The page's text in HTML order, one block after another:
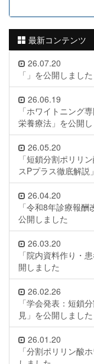
最新コンテンツ
26.07.20
「」を公開しました
26.06.19
「ホワイトニング
栄養療法」を公開
26.05.20
「短鎖分割ポリリ
スPプラス徹底解説
26.04.20
「令和8年診療報
公開しました
26.03.20
「院内資料作り・
開しました
26.02.26
「学会発表：短鎖
見」を公開しました
26.01.20
「分割ポリリン酸